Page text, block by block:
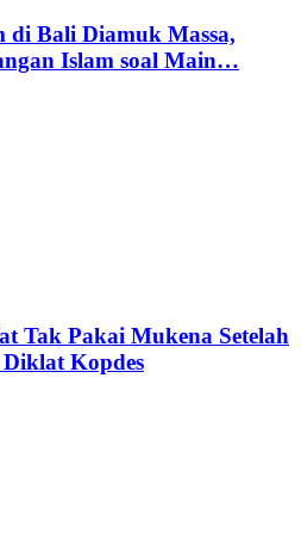
di Bali Diamuk Massa,
Islam soal Main…
Tak Pakai Mukena Setelah
Kopdes